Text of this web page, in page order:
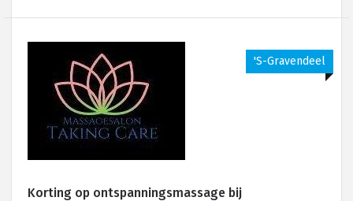
's-Gravendeel
Korting op ontspanningsmassage bij